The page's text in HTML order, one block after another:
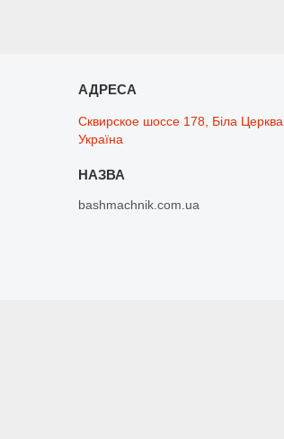
Сквирское шоссе 178, Біла Церква,
Україна
bashmachnik.com.ua